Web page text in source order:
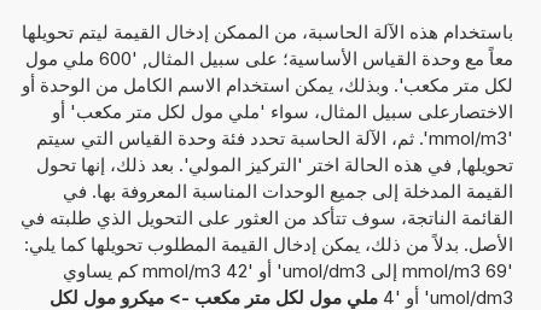
باستخدام هذه الآلة الحاسبة، من الممكن إدخال القيمة ليتم تحويلها
معاً مع وحدة القياس الأساسية؛ على سبيل المثال, '600 ملي مول
لكل متر مكعب'. وبذلك، يمكن استخدام الاسم الكامل من الوحدة أو
الاختصارعلى سبيل المثال، سواء 'ملي مول لكل متر مكعب' أو
'mmol/m3'. ثم، الآلة الحاسبة تحدد فئة وحدة القياس التي سيتم
تحويلها, في هذه الحالة اختر 'التركيز المولي'. بعد ذلك، إنها تحول
القيمة المدخلة إلى جميع الوحدات المناسبة المعروفة بها. في
القائمة الناتجة، سوف تتأكد من العثور على التحويل الذي طلبته في
الأصل. بدلاً من ذلك، يمكن إدخال القيمة المطلوب تحويلها كما يلي:
'69 mmol/m3 إلى umol/dm3' أو '42 mmol/m3 كم يساوي
umol/dm3' أو '4
ملي مول لكل متر مكعب -> ميكرو مول لكل